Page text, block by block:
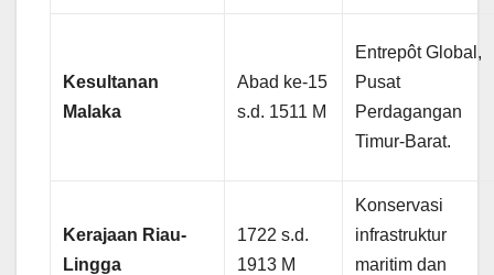
Kesultanan
Malaka
Abad ke-15
s.d. 1511 M
Entrepôt Global,
Pusat
Perdagangan
Timur-Barat.
Kerajaan Riau-
Lingga
1722 s.d.
1913 M
Konservasi
infrastruktur
maritim dan